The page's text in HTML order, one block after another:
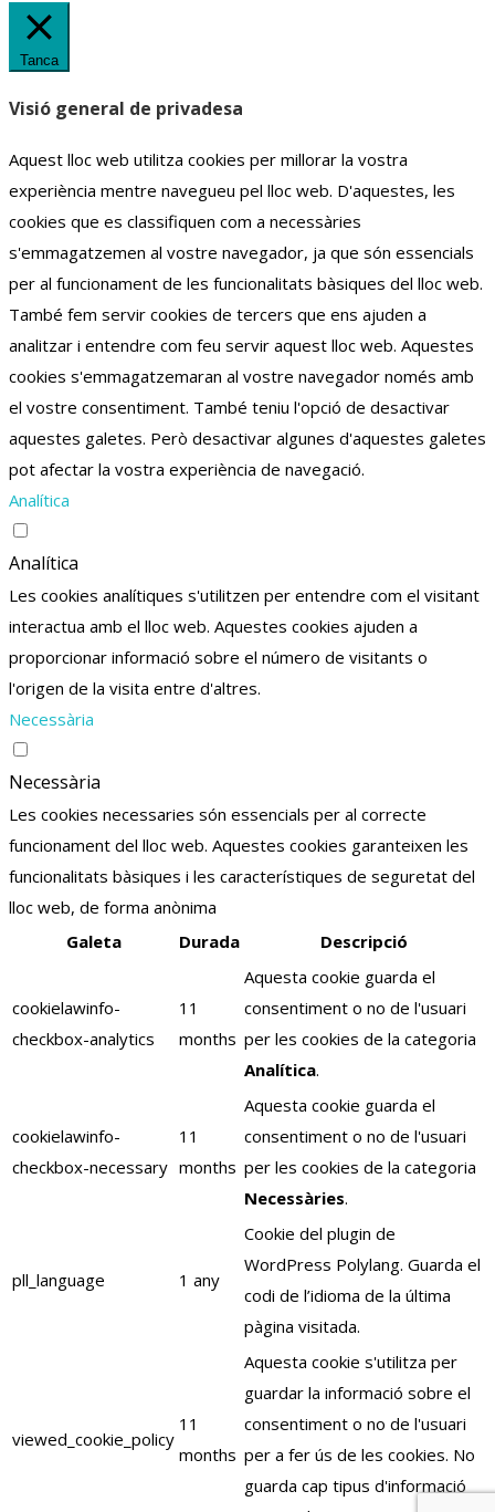
Tanca
Visió general de privadesa
Aquest lloc web utilitza cookies per millorar la vostra
experiència mentre navegueu pel lloc web. D'aquestes, les
cookies que es classifiquen com a necessàries
s'emmagatzemen al vostre navegador, ja que són essencials
per al funcionament de les funcionalitats bàsiques del lloc web.
També fem servir cookies de tercers que ens ajuden a
analitzar i entendre com feu servir aquest lloc web. Aquestes
cookies s'emmagatzemaran al vostre navegador només amb
el vostre consentiment. També teniu l'opció de desactivar
aquestes galetes. Però desactivar algunes d'aquestes galetes
pot afectar la vostra experiència de navegació.
Analítica
Analítica
Les cookies analítiques s'utilitzen per entendre com el visitant
interactua amb el lloc web. Aquestes cookies ajuden a
proporcionar informació sobre el número de visitants o
l'origen de la visita entre d'altres.
Necessària
Necessària
Les cookies necessaries són essencials per al correcte
funcionament del lloc web. Aquestes cookies garanteixen les
funcionalitats bàsiques i les característiques de seguretat del
lloc web, de forma anònima
Galeta
Durada Descripció
cookielawinfo-
checkbox-analytics
11
months
Aquesta cookie guarda el
consentiment o no de l'usuari
per les cookies de la categoria
Analítica.
cookielawinfo-
checkbox-necessary
11
months
Aquesta cookie guarda el
consentiment o no de l'usuari
per les cookies de la categoria
Necessàries.
pll_language 1 any
Cookie del plugin de
WordPress Polylang. Guarda el
codi de l’idioma de la última
pàgina visitada.
viewed_cookie_policy
11
months
Aquesta cookie s'utilitza per
guardar la informació sobre el
consentiment o no de l'usuari
per a fer ús de les cookies. No
guarda cap tipus d'informació